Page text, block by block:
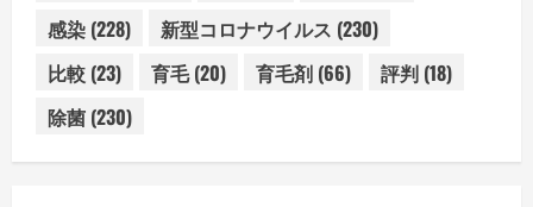
感染 (228) 新型コロナウイルス (230)
比較 (23) 育毛(20) 育毛剤 (66) 評判 (18)
除菌 (230)